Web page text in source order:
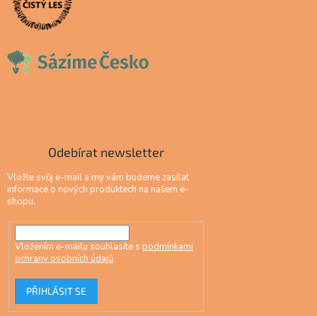
Odebírat newsletter
Vložte svůj e-mail a my vám budeme zasílat
informace o nových produktech na našem e-
shopu.
Vložením e-mailu souhlasíte s podmínkami
ochrany osobních údajů
PŘIHLÁSIT SE